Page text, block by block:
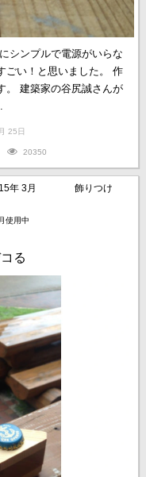
シンプルで電源がいらな
ごい！と思いました。 作
。 建築家の谷尻誠さんが
25日
20350
年 3月
飾りつけ
使用中
る